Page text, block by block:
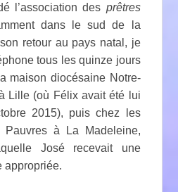
l’association des prêtres
dans le sud de la
retour au pays natal, je
tous les quinze jours
maison diocésaine Notre-
Lille (où Félix avait été lui
2015), puis chez les
à La Madeleine,
José recevait une
appropriée.